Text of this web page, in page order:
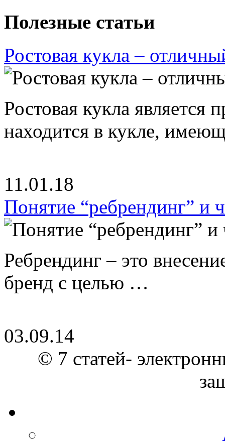
Полезные статьи
Ростовая кукла –
Ростовая кукла является
находится в кукле,
11.01.18
Понятие “ребрендинг” и
Ребрендинг – это
бренд с целью …
03.09.14
© 7 статей-